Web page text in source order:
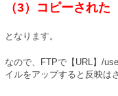
（3）コピーされ
となります。
なので、FTPで【URL】/
イルをアップすると反映は